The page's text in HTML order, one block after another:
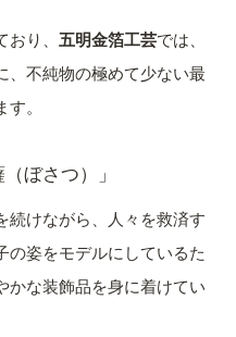
り、 五明金箔工芸では、
、不純物の極めて少ない最
。
ぼさつ）」
続けながら、人々を救済す
の姿をモデルにしているた
かな装飾品を身に着けてい